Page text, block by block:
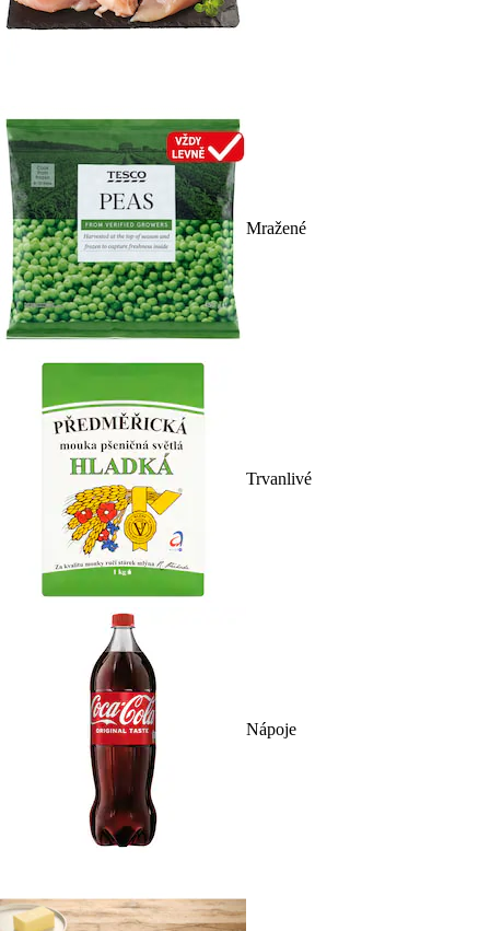
Mražené
Trvanlivé
Nápoje